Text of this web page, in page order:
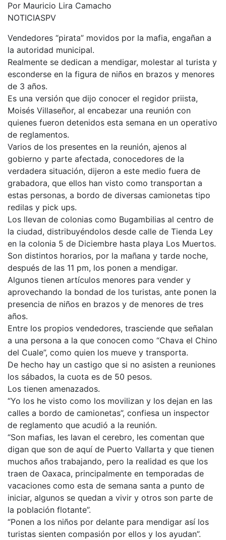
Por Mauricio Lira Camacho
NOTICIASPV
Vendedores “pirata” movidos por la mafia, engañan a
la autoridad municipal.
Realmente se dedican a mendigar, molestar al turista y
esconderse en la figura de niños en brazos y menores
de 3 años.
Es una versión que dijo conocer el regidor priista,
Moisés Villaseñor, al encabezar una reunión con
quienes fueron detenidos esta semana en un operativo
de reglamentos.
Varios de los presentes en la reunión, ajenos al
gobierno y parte afectada, conocedores de la
verdadera situación, dijeron a este medio fuera de
grabadora, que ellos han visto como transportan a
estas personas, a bordo de diversas camionetas tipo
redilas y pick ups.
Los llevan de colonias como Bugambilias al centro de
la ciudad, distribuyéndolos desde calle de Tienda Ley
en la colonia 5 de Diciembre hasta playa Los Muertos.
Son distintos horarios, por la mañana y tarde noche,
después de las 11 pm, los ponen a mendigar.
Algunos tienen artículos menores para vender y
aprovechando la bondad de los turistas, ante ponen la
presencia de niños en brazos y de menores de tres
años.
Entre los propios vendedores, trasciende que señalan
a una persona a la que conocen como “Chava el Chino
del Cuale”, como quien los mueve y transporta.
De hecho hay un castigo que si no asisten a reuniones
los sábados, la cuota es de 50 pesos.
Los tienen amenazados.
“Yo los he visto como los movilizan y los dejan en las
calles a bordo de camionetas”, confiesa un inspector
de reglamento que acudió a la reunión.
“Son mafias, les lavan el cerebro, les comentan que
digan que son de aquí de Puerto Vallarta y que tienen
muchos años trabajando, pero la realidad es que los
traen de Oaxaca, principalmente en temporadas de
vacaciones como esta de semana santa a punto de
iniciar, algunos se quedan a vivir y otros son parte de
la población flotante”.
“Ponen a los niños por delante para mendigar así los
turistas sienten compasión por ellos y los ayudan”.